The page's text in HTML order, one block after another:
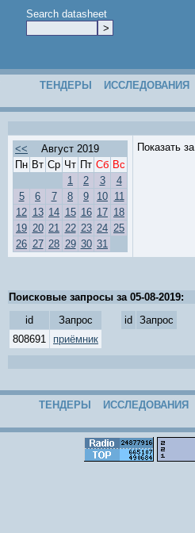
Search datasheet
ТЕНДЕРЫ ИССЛЕДОВАНИЯ
<<
Август 2019
Пн Вт Ср Чт Пт Сб Вс
1
2 3
4
5
6 7 8 9 10 11
12 13 14 15 16 17 18
19 20 21 22 23 24 25
26 27 28 29 30 31
Показать
Поисковые запросы за 05-08-2019:
id
Запрос id
Запрос
808691
приёмник
ТЕНДЕРЫ ИССЛЕДОВАНИЯ